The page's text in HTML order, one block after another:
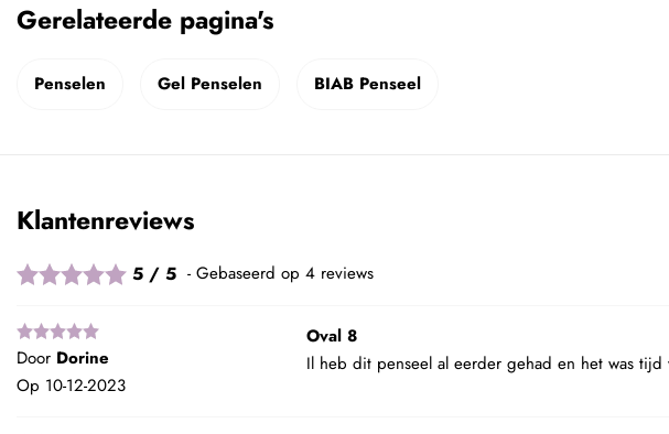
Gerelateerde pagina's
Penselen Gel Penselen BIAB Penseel
Klantenreviews
5 / 5 Gebaseerd op 4 reviews
Door Dorine
Op 10-12-2023
Oval 8
Il heb dit penseel al eerder gehad en het was